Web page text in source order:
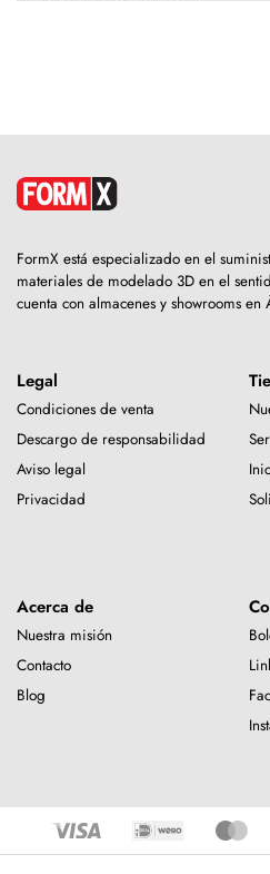
FormX está especializado en el
materiales de modelado 3D en el
cuenta con almacenes y showrooms
Legal
Condiciones de venta
Descargo de responsabilidad
Aviso legal
Privacidad
Acerca de
Nuestra misión
Contacto
Blog